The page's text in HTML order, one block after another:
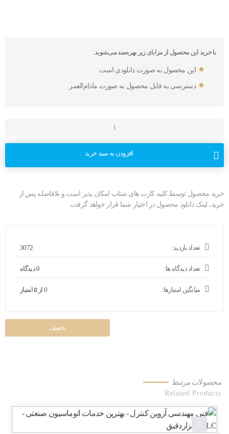
با خرید این محصول از مزایای زیر بهره‌مند می‌شوید:
این محصول به صورت دانلودی است
دسترسی به فایل محصول به صورت مادام‌العمر
افزودن به سبد خرید
خرید محصول توسط کلیه کارت های شتاب امکان پذیر است و بلافاصله پس از
خرید، لینک دانلود محصول در اختیار شما قرار خواهد گرفت.
تعداد بازدید: 3072
تعداد دیدگاه ها: 0 دیدگاه
میانگین امتیازها: 0 از ۵ امتیاز
تخفیف
محصولات مرتبط
Related Products